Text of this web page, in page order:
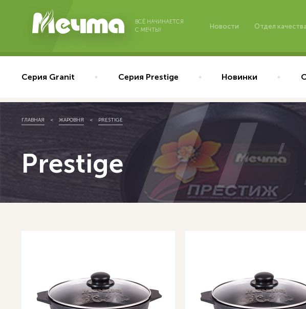
ВСЁ НАЧИНАЕТСЯ
С МЕЧТЫ!
Новости Отдел качества
Серия Granit Серия Prestige Новинки
ГЛАВНАЯ ЖАРОВНЯ PRESTIGE
Prestige